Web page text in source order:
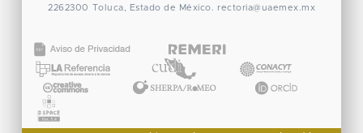
2262300 Toluca, Estado de México. rectoria@uaemex.mx